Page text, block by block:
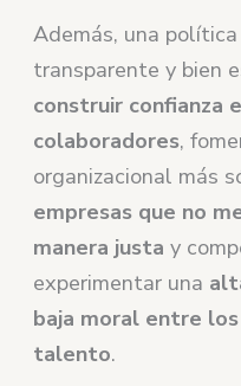
Además, una
transparente y bien
construir confianza
colaboradores,
organizacional más
empresas que no
manera justay
experimentar una
baja moral entre
talento.